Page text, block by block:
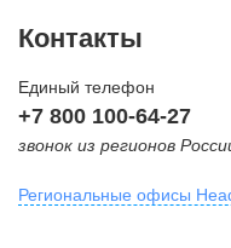
Контакты
Единый телефон
+7 800 100-64-27
звонок из регионов
Региональные офисы